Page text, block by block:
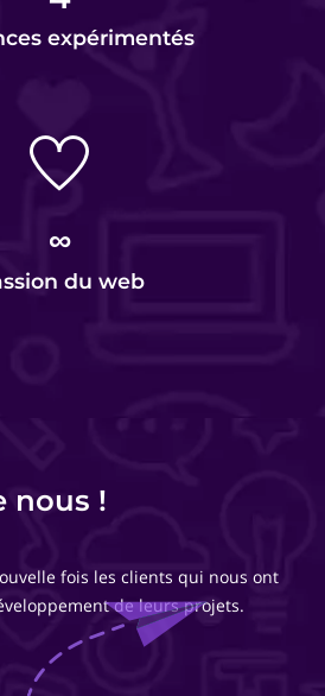
expérimentés
∞
du web
nous !
fois les clients qui nous ont
de leurs projets.